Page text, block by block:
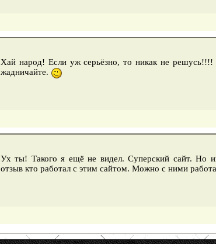
Хай народ! Если уж серьёзно, то никак не
жадничайте.
Ух ты! Такого я ещё не видел. Суперский сайт. Но
отзыв кто работал с этим сайтом. Можно с ними